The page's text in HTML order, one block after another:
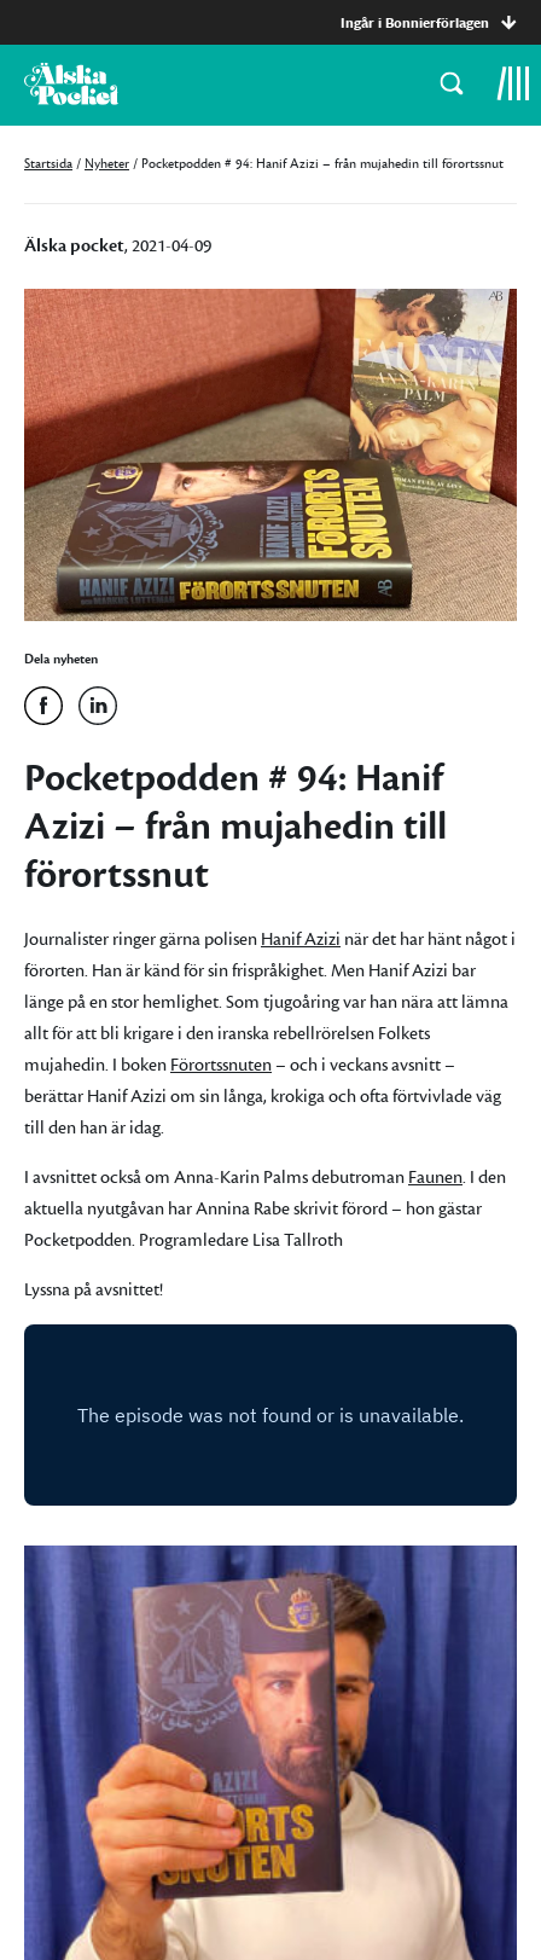
Ingår i Bonnierförlagen
Startsida / Nyheter / Pocketpodden # 94: Hanif Azizi – från mujahedin till förortssnut
Älska pocket, 2021-04-09
Dela nyheten
Pocketpodden # 94: Hanif
Azizi – från mujahedin till
förortssnut
Journalister ringer gärna polisen Hanif Azizi när det har hänt något i
förorten. Han är känd för sin frispråkighet. Men Hanif Azizi bar
länge på en stor hemlighet. Som tjugoåring var han nära att lämna
allt för att bli krigare i den iranska rebellrörelsen Folkets
mujahedin. I boken Förortssnuten– och i veckans avsnitt –
berättar Hanif Azizi om sin långa, krokiga och ofta förtvivlade väg
till den han är idag.
I avsnittet också om Anna-Karin Palms debutroman Faunen. I den
aktuella nyutgåvan har Annina Rabe skrivit förord – hon gästar
Pocketpodden. Programledare Lisa Tallroth
Lyssna på avsnittet!